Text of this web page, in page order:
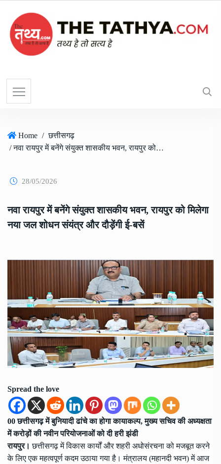
Home / छत्तीसगढ़
/ नवा रायपुर में बनेंगे संयुक्त शासकीय भवन, रायपुर को मिलेगा नया जल शोधन संयंत्र और दौड़ेंगी ई-बसें
28/05/2026
नवा रायपुर में बनेंगे संयुक्त शासकीय भवन, रायपुर को मिलेगा
नया जल शोधन संयंत्र और दौड़ेंगी ई-बसें
Spread the love
00 छत्तीसगढ़ में बुनियादी ढांचे का होगा कायाकल्प, मुख्य सचिव की अध्यक्षता
में करोड़ों की नवीन परियोजनाओं को दी हरी झंडी
रायपुर। छत्तीसगढ़ में विकास कार्यों और शहरी अधोसंरचना को मजबूत करने
के लिए एक महत्वपूर्ण कदम उठाया गया है। मंत्रालय (महानदी भवन) में आज